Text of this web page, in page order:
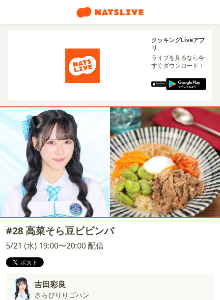
クッキングLiveアプ
リ
ライブを見るなら今
すぐダウンロード！
#28 高菜そら豆ビビンバ
5/21 (水) 19:00〜20:00 配信
吉田彩良
さらぴりりゴハン